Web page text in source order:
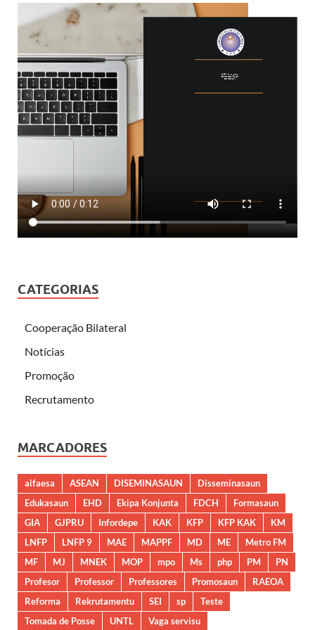
CATEGORIAS
Cooperação Bilateral
Notícias
Promoção
Recrutamento
MARCADORES
aifaesa ASEAN DISEMINASAUN
Disseminasaun
Edukasaun
EHD Ekipa Konjunta FDCH
Formasaun
GIA
GJPRU Infordepe KAK KFP KFP KAK
KM
LNFP
LNFP 9 MAE MAPPF MD ME
Metro FM
MF
MJ MNEK MOP mpo Ms php PM
PN
Profesor
Professor Professores Promosaun
RAEOA
Reforma
Rekrutamentu SEI sp
Teste
Tomada de Posse
UNTL Vaga servisu